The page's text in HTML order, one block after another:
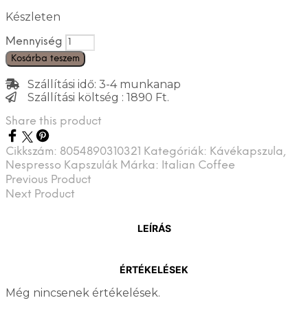
Készleten
Mennyiség
Kosárba teszem
Szállítási idő: 3-4 munkanap
Szállítási költség : 1890 Ft.
Share this product
Cikkszám: 8054890310321 Kategóriák: Kávékapszula,
Nespresso Kapszulák Márka: Italian Coffee
Previous Product
Next Product
LEÍRÁS
ÉRTÉKELÉSEK
Még nincsenek értékelések.